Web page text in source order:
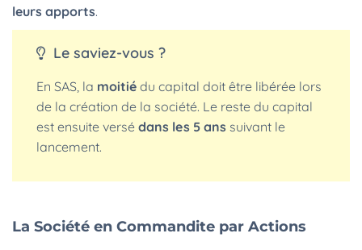
leurs apports.
Le saviez-vous ?
En SAS, la moitiédu capital doit être libérée lors
de la création de la société. Le reste du capital
est ensuite versédans les 5 ans suivant le
lancement.
La Société en Commandite par Actions